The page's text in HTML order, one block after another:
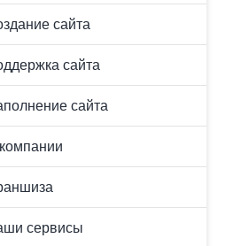
магазинов
сайтов
Комплексное продвижение
сайта
Уникальный дизайн
Сайт визитка
Интернет-магазин (каталог)
Портал
сайта
Стандартный
Мониторинг сайта
сайта
сервисы